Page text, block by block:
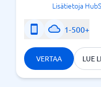
Lisätietoja
1-500+
VERTAA LUE